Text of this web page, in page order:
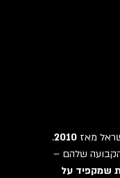
מאז2010
.
שלהם –
שמקפיד על